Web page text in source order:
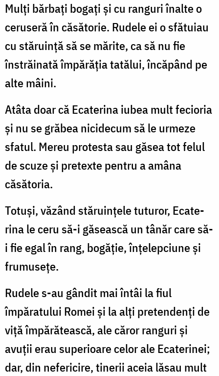
Mulți bărbați bogați și cu ranguri înalte o
ceruseră în căsătorie. Rudele ei o sfătuiau
cu stăruință să se mărite, ca să nu fie
înstrăinată împărăția tatălui, încăpând pe
alte mâini.
Atâta doar că Ecaterina iubea mult fe­cioria
și nu se grăbea nicidecum să le urmeze
sfatul. Mereu protesta sau găsea tot felul
de scuze și pretexte pentru a amâna
căsătoria.
Totuși, văzând stăruințele tuturor, Eca­te­
rina le ceru să-i găsească un tânăr care să-
i fie egal în rang, bogăție, înțelepciune și
frumusețe.
Rudele s-au gândit mai întâi la fiul
împăratului Romei și la alți pretendenți de
viță împărătească, ale căror ranguri și
avuții erau superioare celor ale Ecaterinei;
dar, din nefericire, tinerii aceia lăsau mult